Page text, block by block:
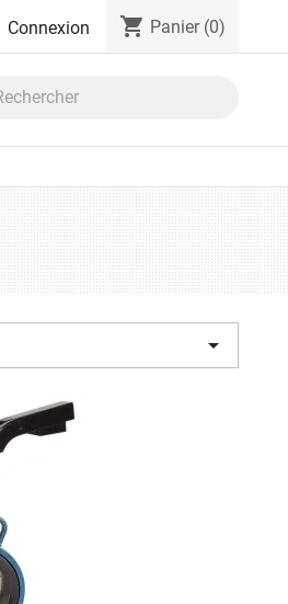
Connexion shopping_cart Panier (0)
